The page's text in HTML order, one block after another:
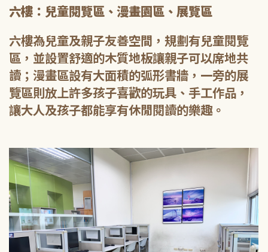
六樓：兒童閱覽區、漫畫園區、展覽區
六樓為兒童及親子友善空間，規劃有兒童閱覽
區，並設置舒適的木質地板讓親子可以席地共
讀；漫畫區設有大面積的弧形書牆，一旁的展
覽區則放上許多孩子喜歡的玩具、手工作品，
讓大人及孩子都能享有休閒閱讀的樂趣。